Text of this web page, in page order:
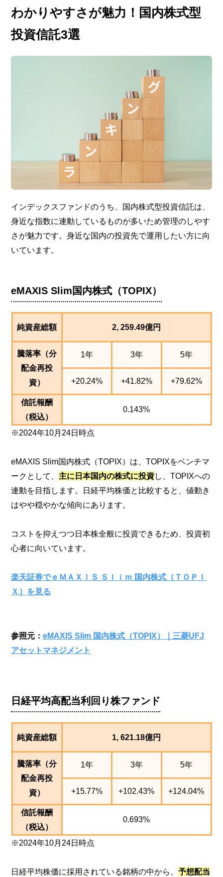
わかりやすさが魅力！国内株式型
投資信託3選
インデックスファンドのうち、国内株式型投資信託は、
身近な指数に連動しているものが多いため管理のしやす
さが魅力です。身近な国内の投資先で運用したい方に向
いています。
eMAXIS Slim国内株式（TOPIX）
純資産総額 2, 259.49億円
騰落率（分
配金再投
資）
1年 3年 5年
+20.24% +41.82% +79.62%
信託報酬
（税込）
0.143%
※2024年10月24日時点
eMAXIS Slim国内株式（TOPIX）は、TOPIXをベンチマ
ークとして、 主に日本国内の株式に投資し、TOPIXへの
連動を目指します。日経平均株価と比較すると、値動き
はやや穏やかな傾向にあります。
コストを抑えつつ日本株全般に投資できるため、投資初
心者に向いています。
楽天証券でｅＭＡＸＩＳ Ｓｌｉｍ 国内株式（ＴＯＰＩ
Ｘ）を見る
参照元：eMAXIS Slim 国内株式（TOPIX）｜三菱UFJ
アセットマネジメント
日経平均高配当利回り株ファンド
純資産総額 1, 621.18億円
騰落率（分
配金再投
資）
1年 3年 5年
+15.77% +102.43% +124.04%
信託報酬
（税込）
0.693%
※2024年10月24日時点
日経平均株価に採用されている銘柄の中から、予想配当